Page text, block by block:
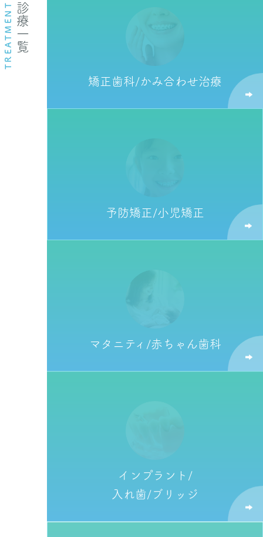
診療一覧
TREATMENT
矯正歯科/かみ合わせ治療
予防矯正/小児矯正
マタニティ/赤ちゃん歯科
インプラント/
入れ歯/ブリッジ